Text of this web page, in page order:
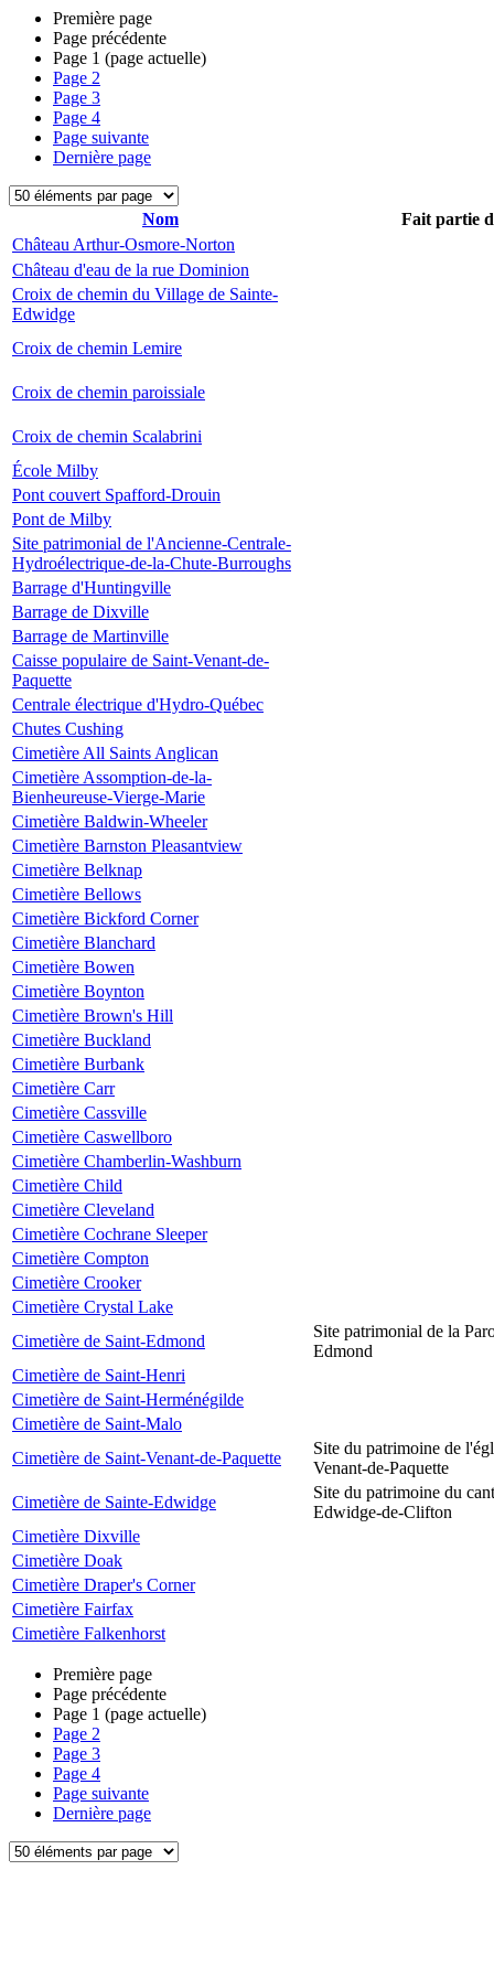
Première page
Page précédente
Page 1 (page actuelle)
Page 2
Page 3
Page 4
Page suivante
Dernière page
Nom
Fait partie
Château Arthur-Osmore-Norton
Château d'eau de la rue Dominion
Croix de chemin du Village de Sainte-
Edwidge
Croix de chemin Lemire
Croix de chemin paroissiale
Croix de chemin Scalabrini
École Milby
Pont couvert Spafford-Drouin
Pont de Milby
Site patrimonial de l'Ancienne-Centrale-
Hydroélectrique-de-la-Chute-Burroughs
Barrage d'Huntingville
Barrage de Dixville
Barrage de Martinville
Caisse populaire de Saint-Venant-de-
Paquette
Centrale électrique d'Hydro-Québec
Chutes Cushing
Cimetière All Saints Anglican
Cimetière Assomption-de-la-
Bienheureuse-Vierge-Marie
Cimetière Baldwin-Wheeler
Cimetière Barnston Pleasantview
Cimetière Belknap
Cimetière Bellows
Cimetière Bickford Corner
Cimetière Blanchard
Cimetière Bowen
Cimetière Boynton
Cimetière Brown's Hill
Cimetière Buckland
Cimetière Burbank
Cimetière Carr
Cimetière Cassville
Cimetière Caswellboro
Cimetière Chamberlin-Washburn
Cimetière Child
Cimetière Cleveland
Cimetière Cochrane Sleeper
Cimetière Compton
Cimetière Crooker
Cimetière Crystal Lake
Cimetière de Saint-Edmond
Site patrimonial de la
Edmond
Cimetière de Saint-Henri
Cimetière de Saint-Herménégilde
Cimetière de Saint-Malo
Cimetière de Saint-Venant-de-Paquette
Site du patrimoine de
Venant-de-Paquette
Cimetière de Sainte-Edwidge
Site du patrimoine du
Edwidge-de-Clifton
Cimetière Dixville
Cimetière Doak
Cimetière Draper's Corner
Cimetière Fairfax
Cimetière Falkenhorst
Première page
Page précédente
Page 1 (page actuelle)
Page 2
Page 3
Page 4
Page suivante
Dernière page